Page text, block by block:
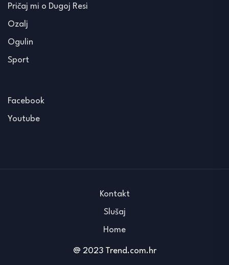
Pričaj mi o Dugoj Resi
Ozalj
Ogulin
Sport
Facebook
Youtube
@ 2023 Trend.com.hr
Kontakt
Slušaj
Home